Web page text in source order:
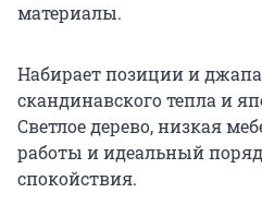
материалы.
Набирает позиции и
скандинавского тепла и
Светлое дерево, низкая
работы и идеальный
спокойствия.